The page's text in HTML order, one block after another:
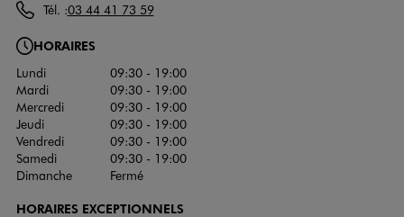
Tél. :03 44 41 73 59
HORAIRES
Lundi
09:30 - 19:00
Mardi
09:30 - 19:00
Mercredi
09:30 - 19:00
Jeudi
09:30 - 19:00
Vendredi
09:30 - 19:00
Samedi
09:30 - 19:00
Dimanche
Fermé
HORAIRES EXCEPTIONNELS